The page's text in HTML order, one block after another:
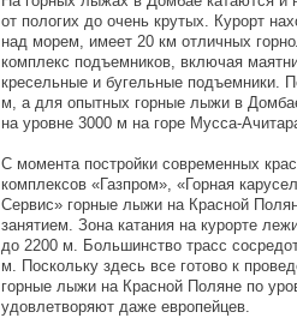
от пологих до очень крутых. Курорт
над морем, имеет 20 км отличных
комплекс подъемников, включая
кресельные и бугельные подъемники.
м, а для опытных горные лыжи в
на уровне 3000 м на горе Мусса-
С момента постройки современных
комплексов «Газпром», «Горная
Сервис» горные лыжи на Красной
занятием. Зона катания на курорте
до 2200 м. Большинство трасс
м. Поскольку здесь все готово к
горные лыжи на Красной Поляне по
удовлетворяют даже европейцев.